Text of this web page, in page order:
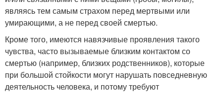
являясь тем самым страхом перед мертвыми или
умирающими, а не перед своей смертью.
Кроме того, имеются навязчивые проявления такого
чувства, часто вызываемые близким контактом со
смертью (например, близких родственников), которые
при большой стойкости могут нарушать повседневную
деятельность человека, и потому требуют